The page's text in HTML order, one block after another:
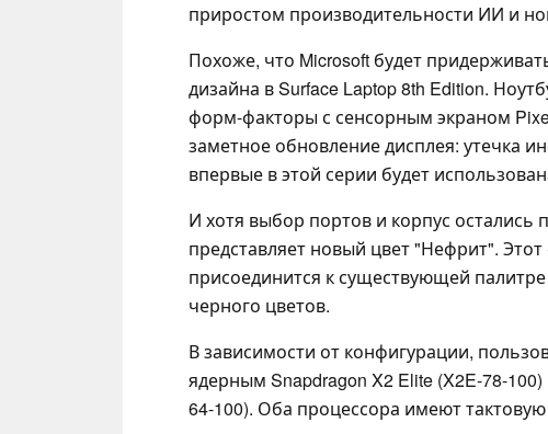
приростом производительности ИИ и
Похоже, что Microsoft будет
дизайна в Surface Laptop 8th Edition.
форм-факторы с сенсорным экраном
заметное обновление дисплея: утечка
впервые в этой серии будет
И хотя выбор портов и корпус остались
представляет новый цвет "Нефрит".
присоединится к существующей
черного цветов.
В зависимости от конфигурации,
ядерным Snapdragon X2 Elite (X2E-78-
64-100). Оба процессора имеют тактовую